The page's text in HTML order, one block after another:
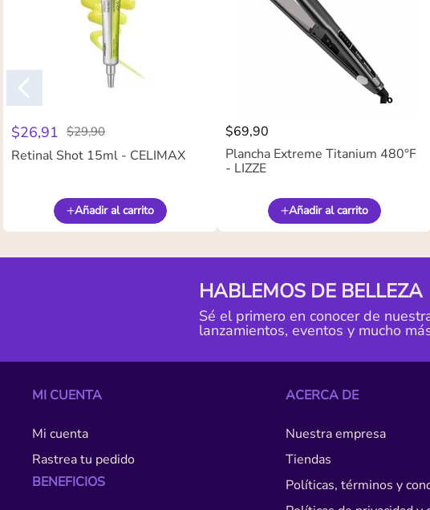
$26,91 $29,90
Retinal Shot 15ml - CELIMAX
Añadir al carrito
$69,90
Plancha Extreme Titanium 480°F
- LIZZE
Añadir al carrito
HABLEMOS DE BELLEZA
Sé el primero en conocer de
lanzamientos, eventos y mucho
MI CUENTA
Mi cuenta
Rastrea tu pedido
BENEFICIOS
ACERCA DE
Nuestra empresa
Tiendas
Políticas, términos y